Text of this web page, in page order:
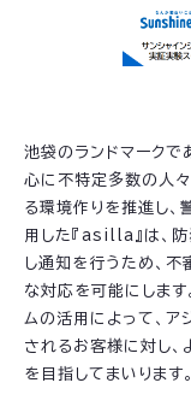
池袋のランドマークで
心に不特定多数の人々
る環境作りを推進し
用した『asilla』は、
し通知を行うため、
な対応を可能にしま
ムの活用によって、ア
されるお客様に対し、
を目指してまいります。